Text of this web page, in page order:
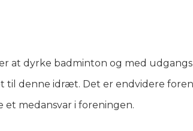
at dyrke badminton og med
til denne idræt. Det er endvidere
et medansvar i foreningen.